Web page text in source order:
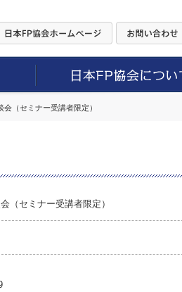
会（セミナー受講者限定）
（セミナー受講者限定）